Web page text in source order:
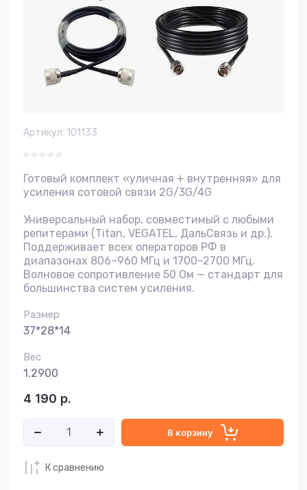
Артикул: 101133
Готовый комплект «уличная + внутренняя» для
усиления сотовой связи 2G/3G/4G
Универсальный набор, совместимый с любыми
репитерами (Titan, VEGATEL, ДальСвязь и др.).
Поддерживает всех операторов РФ в
диапазонах 806–960 МГц и 1700–2700 МГц.
Волновое сопротивление 50 Ом — стандарт для
большинства систем усиления.
Размер
37*28*14
Вес
1.2900
4 190 р.
В корзину
К сравнению